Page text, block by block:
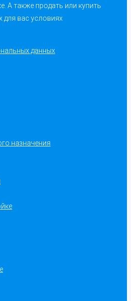
А также продать или купить
для вас условиях
данных
назначения